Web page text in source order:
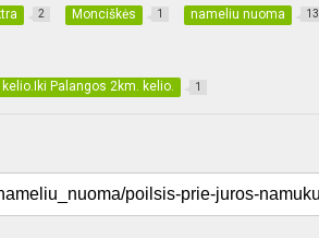
2 Monciškės 1 nameliu nuoma 13
Palangos 2km. kelio. 1